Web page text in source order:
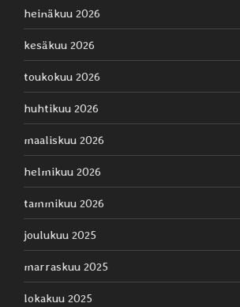
heinäkuu 2026
kesäkuu 2026
toukokuu 2026
huhtikuu 2026
maaliskuu 2026
helmikuu 2026
tammikuu 2026
joulukuu 2025
marraskuu 2025
lokakuu 2025